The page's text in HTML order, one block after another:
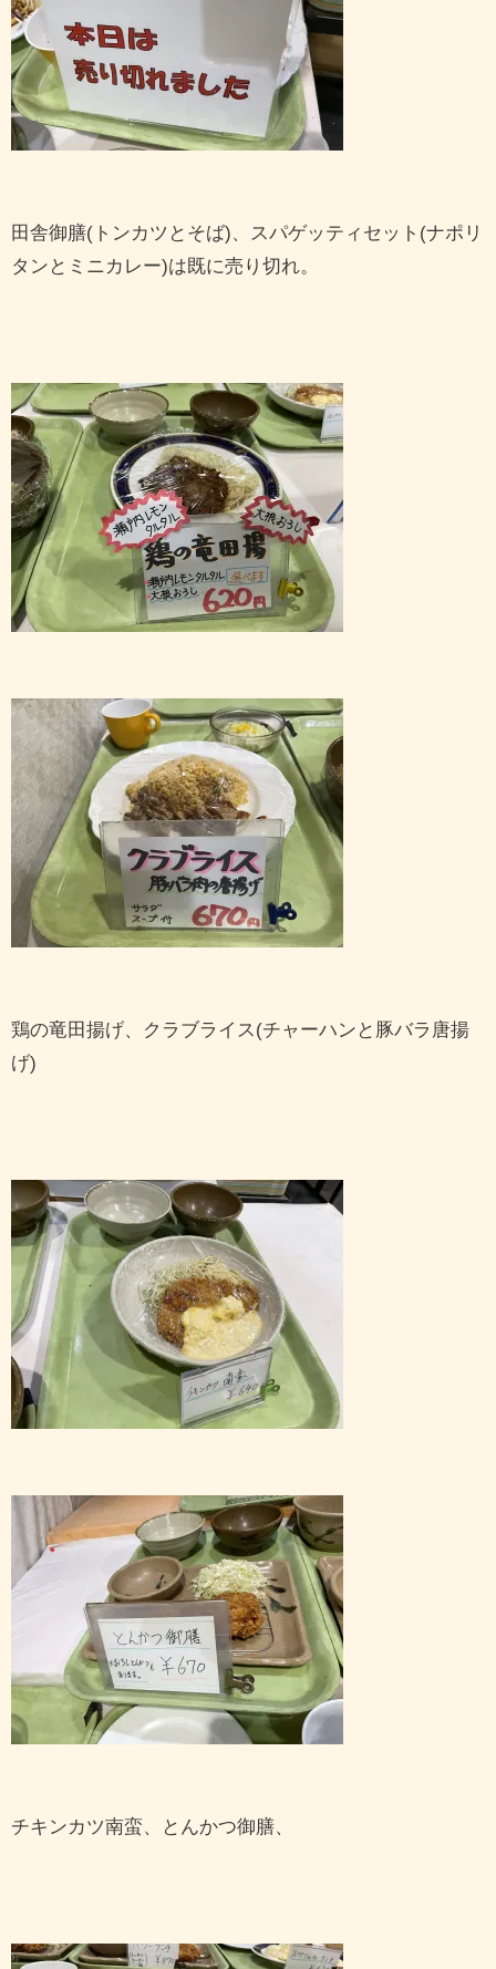
田舎御膳(トンカツとそば)、スパゲッティセット(ナポリ
タンとミニカレー)は既に売り切れ。
鶏の竜田揚げ、クラブライス(チャーハンと豚バラ唐揚
げ)
チキンカツ南蛮、とんかつ御膳、